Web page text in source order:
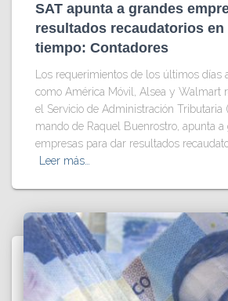
SAT apunta a grandes
resultados recaudatorios
tiempo: Contadores
Los requerimientos de los últimos días
como América Móvil, Alsea y Walmart
el Servicio de Administración Tributaria
mando de Raquel Buenrostro, apunta a
empresas para dar resultados
Leer más…